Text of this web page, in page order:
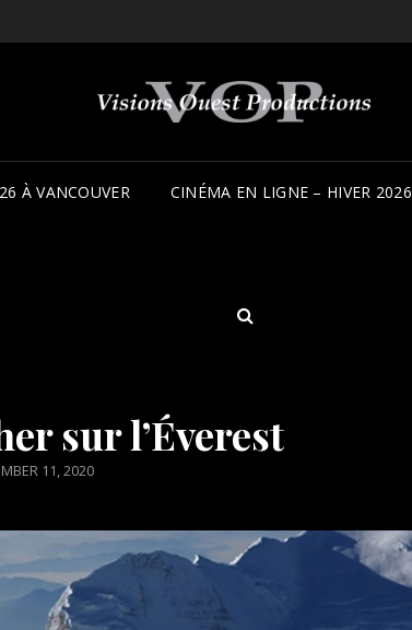
À VANCOUVER CINÉMA EN LIGNE – HIVER 2026
SEARCH
sur l’Éverest
11, 2020